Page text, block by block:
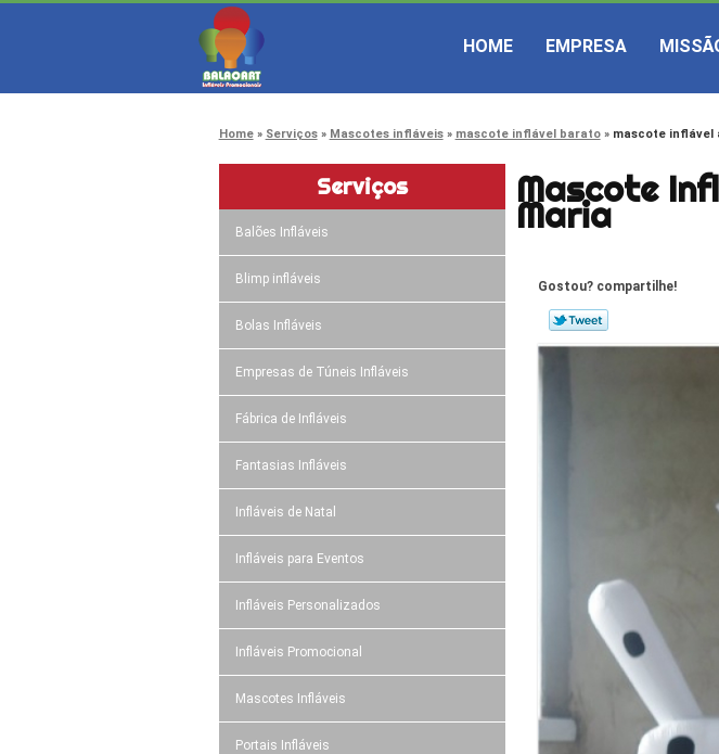
HOME EMPRESA
Home Serviços Mascotes infláveis mascote inflável barato mascote inflável
Serviços
Balões Infláveis
Blimp infláveis
Bolas Infláveis
Empresas de Túneis Infláveis
Fábrica de Infláveis
Fantasias Infláveis
Infláveis de Natal
Infláveis para Eventos
Infláveis Personalizados
Infláveis Promocional
Mascotes Infláveis
Portais Infláveis
Mascote
Maria
Gostou? compartilhe!